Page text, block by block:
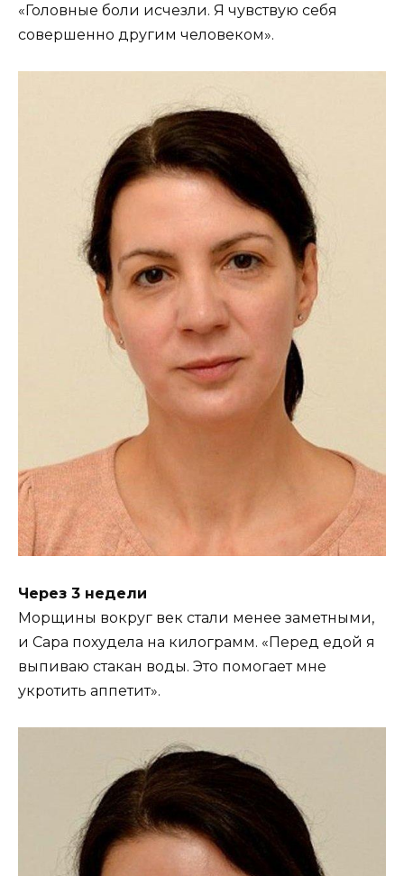
«Головные боли исчезли. Я чувствую себя
совершенно другим человеком».
Через 3 недели
Морщины вокруг век стали менее заметными,
и Сара похудела на килограмм. «Перед едой я
выпиваю стакан воды. Это помогает мне
укротить аппетит».